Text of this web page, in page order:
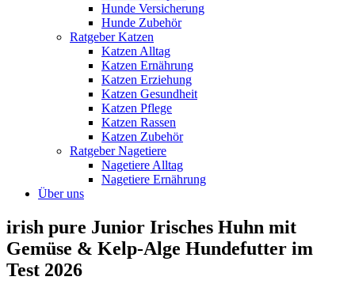
Hunde Versicherung
Hunde Zubehör
Ratgeber Katzen
Katzen Alltag
Katzen Ernährung
Katzen Erziehung
Katzen Gesundheit
Katzen Pflege
Katzen Rassen
Katzen Zubehör
Ratgeber Nagetiere
Nagetiere Alltag
Nagetiere Ernährung
Über uns
irish pure Junior Irisches Huhn mit
Gemüse & Kelp-Alge Hundefutter im
Test 2026